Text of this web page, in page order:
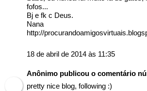
fofos...
Bj e fk c Deus.
Nana
http://
18 de abril de 2014 às 11:35
Anônimo publicou o comentário
pretty nice blog, following :)